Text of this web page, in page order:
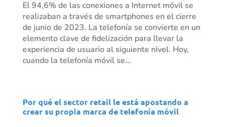
El 94,6% de las conexiones a Internet móvil se
realizaban a través de smartphones en el cierre
de junio de 2023. La telefonía se convierte en un
elemento clave de fidelización para llevar la
experiencia de usuario al siguiente nivel. Hoy,
cuando la telefonía móvil se...
Por qué el sector retail le está apostando a
crear su propia marca de telefonía móvil